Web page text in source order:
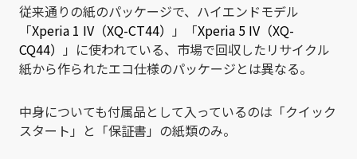
従来通りの紙のパッケージで、ハイエンドモデル
「Xperia 1 IV（XQ-CT44） 」「Xperia 5 IV（XQ-
CQ44）
」に使われている、市場で回収したリサイクル
紙から作られたエコ仕様のパッケージとは異なる。
中身についても付属品として入っているのは「クイック
スタート」と「保証書」の紙類のみ。